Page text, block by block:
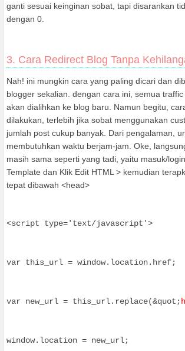
ganti sesuai keinginan sobat, tapi disarankan
dengan 0.
3. Cara Redirect Blog Tanpa
Nah! ini mungkin cara yang paling dicari dan
blogger sekalian. dengan cara ini, semua
akan dialihkan ke blog baru. Namun begitu,
dilakukan, terlebih jika sobat menggunakan
jumlah post cukup banyak. Dari pengalaman,
membutuhkan waktu berjam-jam. Oke,
masih sama seperti yang tadi, yaitu masuk/
Template dan Klik Edit HTML > kemudian
tepat dibawah <head>
<script type='text/javascript'>
var this_url = window.location.href;
var new_url = this_url.replace(&quot;
window.location = new_url;